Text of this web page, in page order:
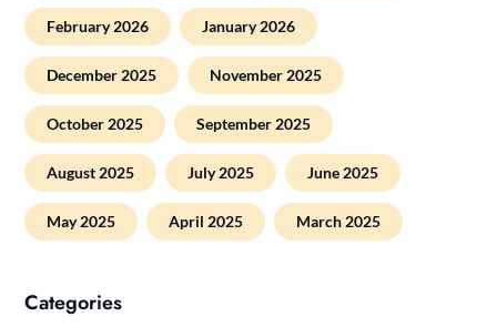
February 2026 January 2026
December 2025 November 2025
October 2025 September 2025
August 2025 July 2025 June 2025
May 2025 April 2025 March 2025
Categories